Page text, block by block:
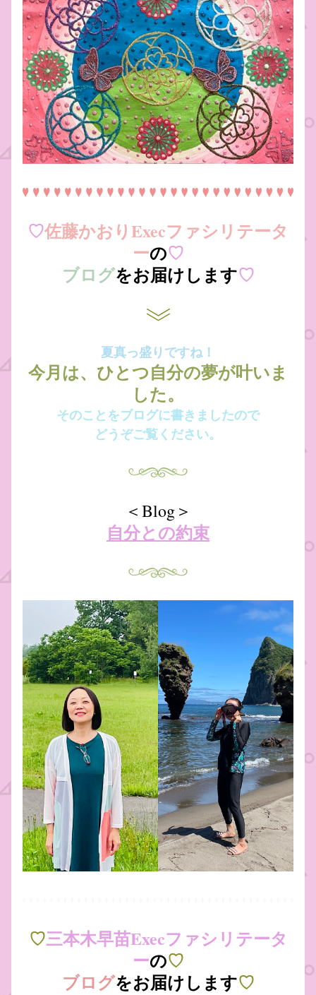
♡佐藤かおりExecファシリテータ
ーの♡
ブログをお届けします♡
夏真っ盛りですね！
今月は、ひとつ自分の夢が叶いま
した。
そのことをブログに書きましたので
どうぞご覧ください。
＜Blog＞
自分との約束
♡三本木早苗Execファシリテータ
ーの♡
ブログをお届けします♡